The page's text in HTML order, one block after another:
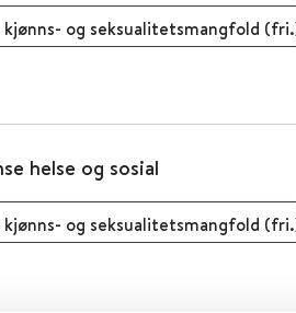
og seksualitetsmangfold
helse og sosial
og seksualitetsmangfold